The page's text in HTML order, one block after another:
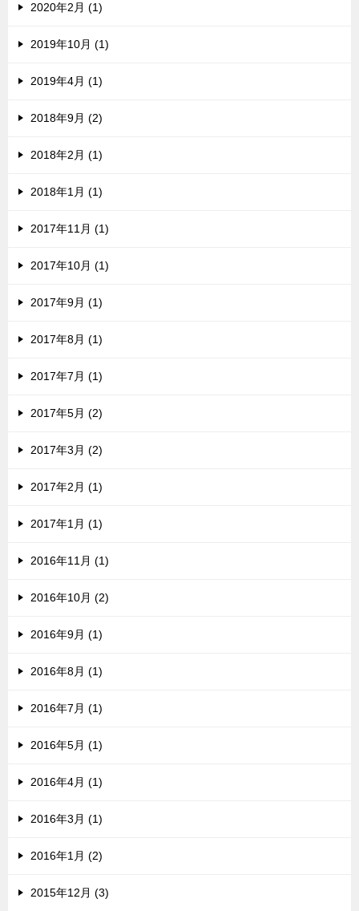
2020年2月 (1)
2019年10月 (1)
2019年4月 (1)
2018年9月 (2)
2018年2月 (1)
2018年1月 (1)
2017年11月 (1)
2017年10月 (1)
2017年9月 (1)
2017年8月 (1)
2017年7月 (1)
2017年5月 (2)
2017年3月 (2)
2017年2月 (1)
2017年1月 (1)
2016年11月 (1)
2016年10月 (2)
2016年9月 (1)
2016年8月 (1)
2016年7月 (1)
2016年5月 (1)
2016年4月 (1)
2016年3月 (1)
2016年1月 (2)
2015年12月 (3)